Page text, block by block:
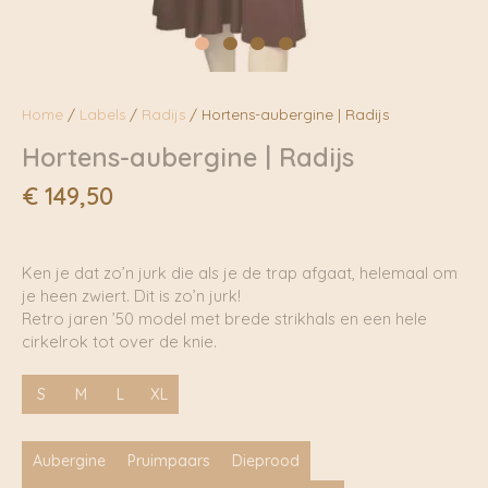
Home / Labels / Radijs / Hortens-aubergine | Radijs
Hortens-aubergine | Radijs
€ 149,50
Ken je dat zo’n jurk die als je de trap afgaat, helemaal om
je heen zwiert. Dit is zo’n jurk!
Retro jaren ’50 model met brede strikhals en een hele
cirkelrok tot over de knie.
S M L XL
Aubergine Pruimpaars
Dieprood